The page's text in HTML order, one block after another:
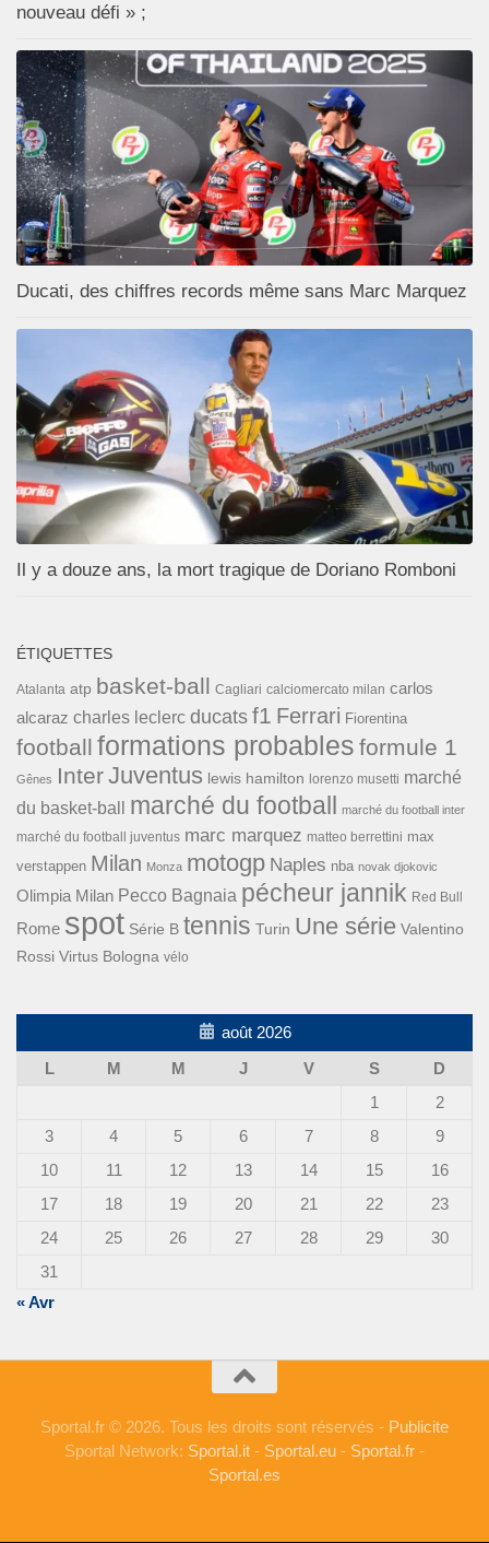
nouveau défi » ;
Ducati, des chiffres records même sans Marc Marquez
Il y a douze ans, la mort tragique de Doriano Romboni
ÉTIQUETTES
Atalanta atp basket-ball Cagliari calciomercato milan carlos
alcaraz charles leclerc ducats f1 Ferrari Fiorentina
football formations probables formule 1
Gênes InterJuventus lewis hamilton lorenzo musetti marché
du basket-ball
marché du football marché du football inter
marché du football juventus marc marquez matteo berrettini max
verstappen Milan Monza motogp Naples nba novak djokovic
Olimpia Milan Pecco Bagnaia pécheur jannik Red Bull
Rome spot Série B tennis Turin Une série Valentino
Rossi Virtus Bologna vélo
août 2026
L
M M J V S
D
1
2
3
4 5 6 7 8
9
10
11 12 13 14 15
16
17
18 19 20 21 22
23
24
25 26 27 28 29
30
31
« Avr
Sportal.fr © 2026. Tous les droits sont réservés - Publicite
Sportal Network: Sportal.it - Sportal.eu - Sportal.fr -
Sportal.es